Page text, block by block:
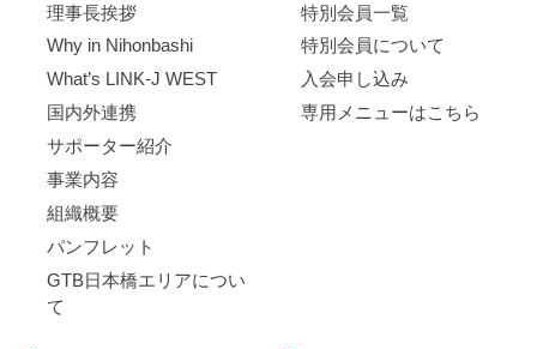
理事長挨拶
Why in Nihonbashi
What’s LINK-J WEST
国内外連携
サポーター紹介
事業内容
組織概要
パンフレット
GTB日本橋エリアについ
て
特別会員一覧
特別会員について
入会申し込み
専用メニューはこちら